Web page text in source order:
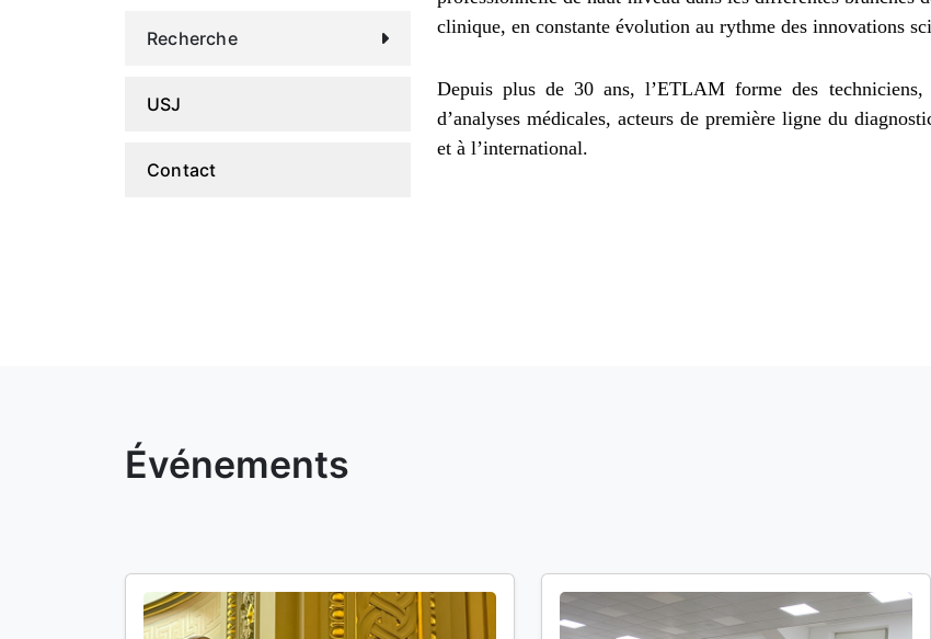
Recherche
USJ
Contact
clinique, en constante évolution au rythme des innovations
Depuis plus de 30 ans, l’ETLAM forme des
d’analyses médicales, acteurs de première ligne du
et à l’international.
Événements